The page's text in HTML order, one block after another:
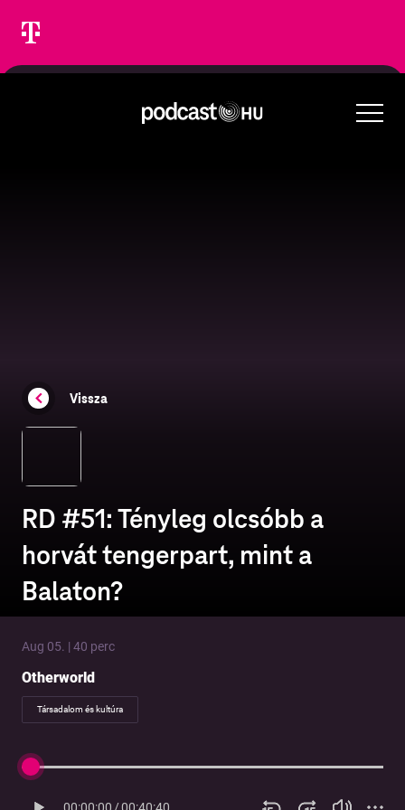
Vissza
RD #51: Tényleg olcsóbb a
horvát tengerpart, mint a
Balaton?
Aug 05. | 40 perc
Otherworld
Társadalom és kultúra